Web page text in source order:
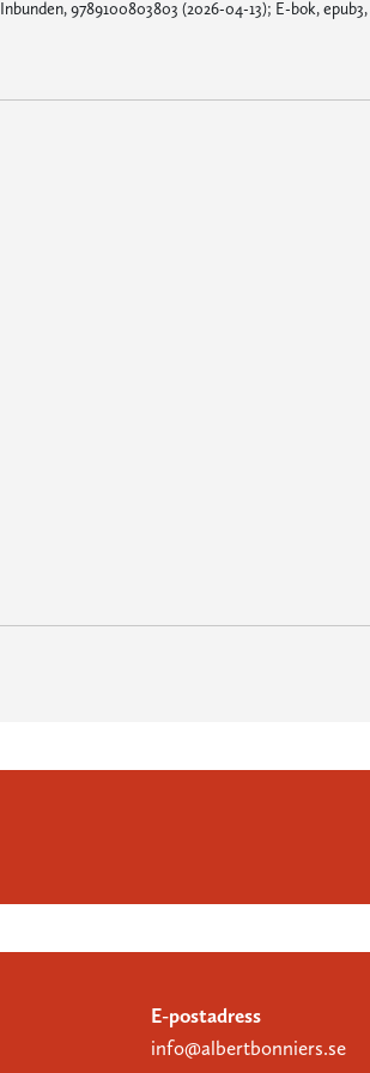
Inbunden, 9789100803803 (2026-04-13); E-bok, epub3,
E-postadress
info@albertbonniers.se